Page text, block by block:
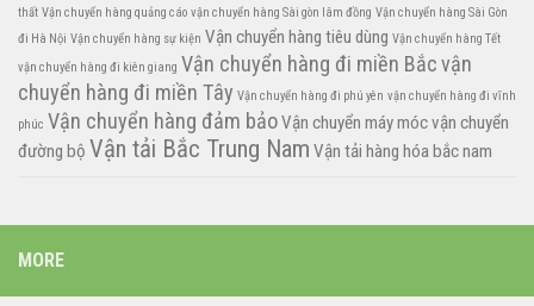
thất Vận chuyển hàng quảng cáo vận chuyển hàng Sài gòn lâm đồng Vận chuyển hàng Sài Gòn
đi Hà Nội Vận chuyển hàng sự kiện Vận chuyển hàng tiêu dùng Vận chuyển hàng Tết
vận chuyển hàng đi kiên giang Vận chuyển hàng đi miền Bắcvận
chuyển hàng đi miền Tây Vận chuyển hàng đi phú yên vận chuyển hàng đi vĩnh
phúc Vận chuyển hàng đảm bảoVận chuyển máy mócvận chuyển
đường bộ Vận tải Bắc Trung Nam Vận tải hàng hóa bắc nam
MORE